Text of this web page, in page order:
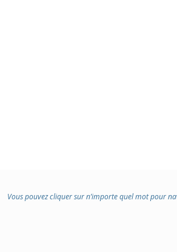
Vous pouvez cliquer sur n’importe quel mot pour